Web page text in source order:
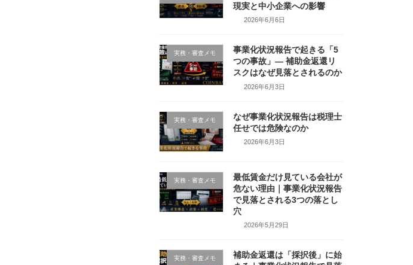
現実と中小企業への影響
2026年6月6日
実務・審査メモ
事業化状況報告で起きる「5
つの事故」― 補助金返還リ
スクはなぜ見落とされるのか
2026年6月3日
実務・審査メモ
なぜ事業化状況報告は税理士
任せでは危険なのか
2026年6月3日
実務・審査メモ
最低賃金だけ見ている会社が
危ない理由｜事業化状況報告
で見落とされる3つの落とし
穴
2026年5月29日
実務・審査メモ
補助金返還は「採択後」に始